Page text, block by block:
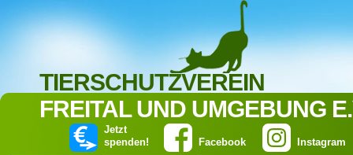
TIERSCHUTZVEREIN
FREITAL UND UMGEBUNG
Instagram
Facebook
Jetzt
spenden!